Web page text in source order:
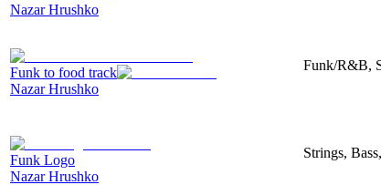
Nazar Hrushko
Funk to food track
Nazar Hrushko
Funk/R&B,
Funk Logo
Nazar Hrushko
Strings,